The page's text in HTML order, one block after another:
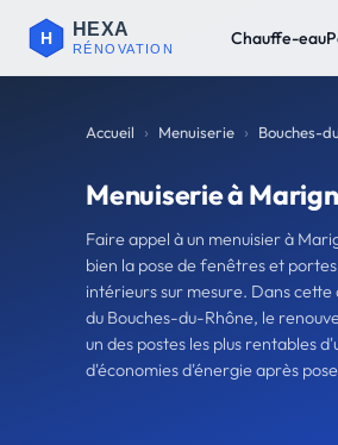
Chauffe-eau
Accueil Menuiserie Bouches-
Menuiserie à
Faire appel à un menuisier à
bien la pose de fenêtres et
intérieurs sur mesure. Dans
du Bouches-du-Rhône, le
un des postes les plus rentables
d'économies d'énergie après